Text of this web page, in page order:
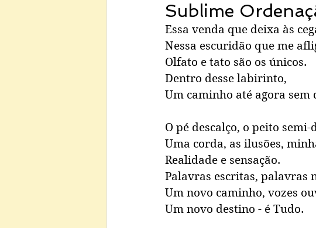
Sublime
Essa venda que deixa às
Nessa escuridão que me
Olfato e tato são os únicos.
Dentro desse labirinto,
Um caminho até agora sem
O pé descalço, o peito semi-
Uma corda, as ilusões,
Realidade e sensação.
Palavras escritas, palavras
Um novo caminho, vozes
Um novo destino - é Tudo.